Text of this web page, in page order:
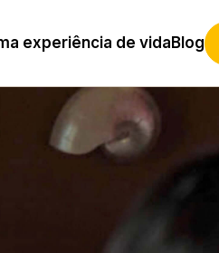
experiência de vida Blog